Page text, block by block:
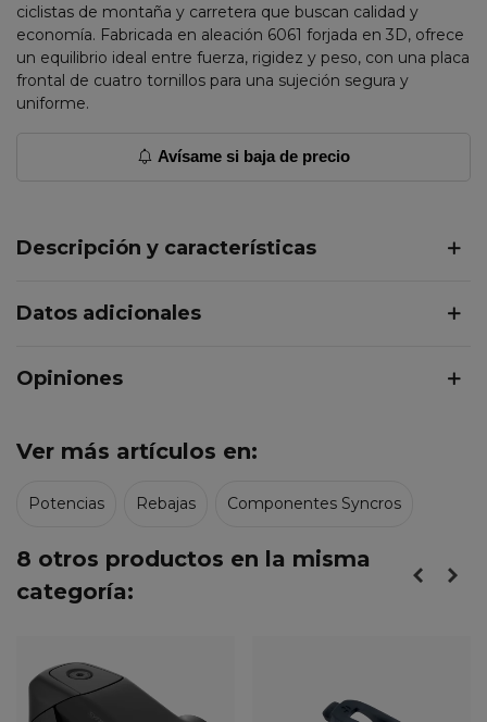
ciclistas de montaña y carretera que buscan calidad y
economía. Fabricada en aleación 6061 forjada en 3D, ofrece
un equilibrio ideal entre fuerza, rigidez y peso, con una placa
frontal de cuatro tornillos para una sujeción segura y
uniforme.
Avísame si baja de precio
Descripción y características
Datos adicionales
Opiniones
Ver más artículos en:
Potencias Rebajas Componentes Syncros
8 otros productos en la misma
categoría: